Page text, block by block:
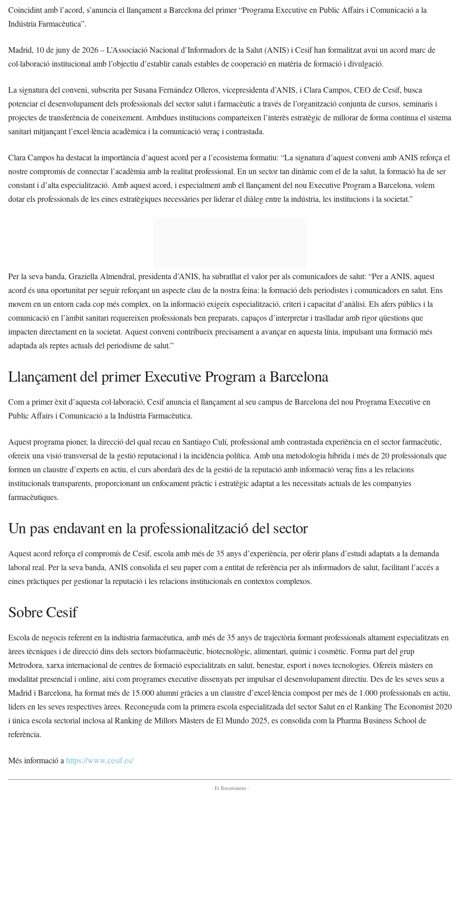
Coincidint amb l’acord, s’anuncia el llançament a Barcelona del primer “Programa Executive en Public Affairs i Comunicació a la
Indústria Farmacèutica”.
Madrid, 10 de juny de 2026 – L’Associació Nacional d’Informadors de la Salut (ANIS) i Cesif han formalitzat avui un acord marc de
col·laboració institucional amb l’objectiu d’establir canals estables de cooperació en matèria de formació i divulgació.
La signatura del conveni, subscrita per Susana Fernández Olleros, vicepresidenta d’ANIS, i Clara Campos, CEO de Cesif, busca
potenciar el desenvolupament dels professionals del sector salut i farmacèutic a través de l’organització conjunta de cursos, seminaris i
projectes de transferència de coneixement. Ambdues institucions comparteixen l’interès estratègic de millorar de forma contínua el sistema
sanitari mitjançant l’excel·lència acadèmica i la comunicació veraç i contrastada.
Clara Campos ha destacat la importància d’aquest acord per a l’ecosistema formatiu: “La signatura d’aquest conveni amb ANIS reforça el
nostre compromís de connectar l’acadèmia amb la realitat professional. En un sector tan dinàmic com el de la salut, la formació ha de ser
constant i d’alta especialització. Amb aquest acord, i especialment amb el llançament del nou Executive Program a Barcelona, volem
dotar els professionals de les eines estratègiques necessàries per liderar el diàleg entre la indústria, les institucions i la societat.”
Per la seva banda, Graziella Almendral, presidenta d’ANIS, ha subratllat el valor per als comunicadors de salut: “Per a ANIS, aquest
acord és una oportunitat per seguir reforçant un aspecte clau de la nostra feina: la formació dels periodistes i comunicadors en salut. Ens
movem en un entorn cada cop més complex, on la informació exigeix especialització, criteri i capacitat d’anàlisi. Els afers públics i la
comunicació en l’àmbit sanitari requereixen professionals ben preparats, capaços d’interpretar i traslladar amb rigor qüestions que
impacten directament en la societat. Aquest conveni contribueix precisament a avançar en aquesta línia, impulsant una formació més
adaptada als reptes actuals del periodisme de salut.”
Llançament del primer Executive Program a Barcelona
Com a primer èxit d’aquesta col·laboració, Cesif anuncia el llançament al seu campus de Barcelona del nou Programa Executive en
Public Affairs i Comunicació a la Indústria Farmacèutica.
Aquest programa pioner, la direcció del qual recau en Santiago Culí, professional amb contrastada experiència en el sector farmacèutic,
ofereix una visió transversal de la gestió reputacional i la incidència política. Amb una metodologia híbrida i més de 20 professionals que
formen un claustre d’experts en actiu, el curs abordarà des de la gestió de la reputació amb informació veraç fins a les relacions
institucionals transparents, proporcionant un enfocament pràctic i estratègic adaptat a les necessitats actuals de les companyies
farmacèutiques.
Un pas endavant en la professionalització del sector
Aquest acord reforça el compromís de Cesif, escola amb més de 35 anys d’experiència, per oferir plans d’estudi adaptats a la demanda
laboral real. Per la seva banda, ANIS consolida el seu paper com a entitat de referència per als informadors de salut, facilitant l’accés a
eines pràctiques per gestionar la reputació i les relacions institucionals en contextos complexos.
Sobre Cesif
Escola de negocis referent en la indústria farmacèutica, amb més de 35 anys de trajectòria formant professionals altament especialitzats en
àrees tècniques i de direcció dins dels sectors biofarmacèutic, biotecnològic, alimentari, químic i cosmètic. Forma part del grup
Metrodora, xarxa internacional de centres de formació especialitzats en salut, benestar, esport i noves tecnologies. Ofereix màsters en
modalitat presencial i online, així com programes executive dissenyats per impulsar el desenvolupament directiu. Des de les seves seus a
Madrid i Barcelona, ha format més de 15.000 alumni gràcies a un claustre d’excel·lència compost per més de 1.000 professionals en actiu,
líders en les seves respectives àrees. Reconeguda com la primera escola especialitzada del sector Salut en el Ranking The Economist 2020
i única escola sectorial inclosa al Ranking de Millors Màsters de El Mundo 2025, es consolida com la Pharma Business School de
referència.
Més informació ahttps://www.cesif.es/
- Et Recomanem -